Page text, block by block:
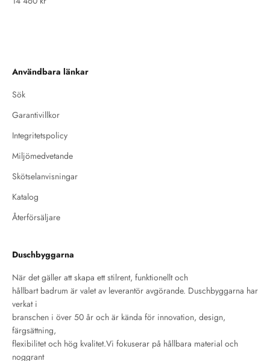
Användbara länkar
Sök
Garantivillkor
Integritetspolicy
Miljömedvetande
Skötselanvisningar
Katalog
Återförsäljare
Duschbyggarna
När det gäller att skapa ett stilrent, funktionellt och
hållbart badrum är valet av leverantör avgörande. Duschbyggarna har
verkat i
branschen i över 50 år och är kända för innovation, design,
färgsättning,
flexibilitet och hög kvalitet.Vi fokuserar på hållbara material och
noggrant